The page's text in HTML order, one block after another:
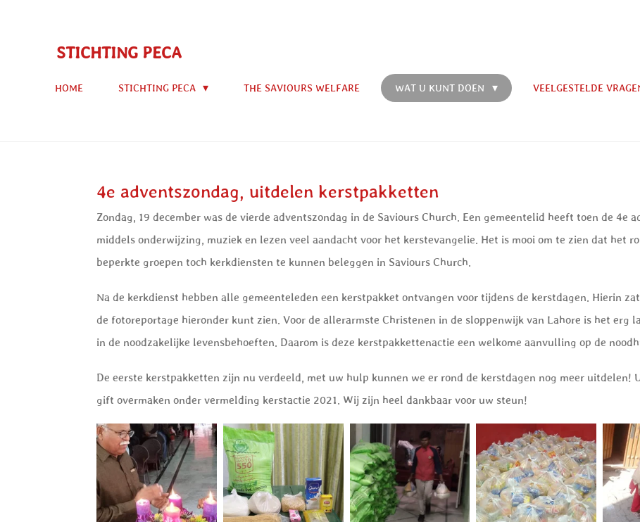
STICHTING PECA
HOME STICHTING PECA THE SAVIOURS WELFARE WAT U KUNT DOEN VEELGESTELDE
4e adventszondag, uitdelen kerstpakketten
Zondag, 19 december was de vierde adventszondag in de Saviours Church. Een gemeentelid heeft toen de 4e
middels onderwijzing, muziek en lezen veel aandacht voor het kerstevangelie. Het is mooi om te zien dat het
beperkte groepen toch kerkdiensten te kunnen beleggen in Saviours Church.
Na de kerkdienst hebben alle gemeenteleden een kerstpakket ontvangen voor tijdens de kerstdagen. Hierin
de fotoreportage hieronder kunt zien. Voor de allerarmste Christenen in de sloppenwijk van Lahore is het erg
in de noodzakelijke levensbehoeften. Daarom is deze kerstpakkettenactie een welkome aanvulling op de
De eerste kerstpakketten zijn nu verdeeld, met uw hulp kunnen we er rond de kerstdagen nog meer uitdelen!
gift overmaken onder vermelding kerstactie 2021. Wij zijn heel dankbaar voor uw steun!